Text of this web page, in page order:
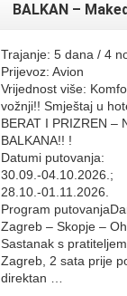
BALKAN –
Trajanje: 5 dana / 4
Prijevoz: Avion
Vrijednost više:
vožnji!! Smještaj u
BERAT I PRIZREN –
BALKANA!! !
Datumi putovanja:
30.09.-04.10.2026.;
28.10.-01.11.2026.
Program
Zagreb – Skopje –
Sastanak s
Zagreb, 2 sata prije
direktan …